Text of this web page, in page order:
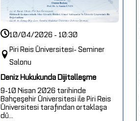
10/04/2026 - 10:30
Piri Reis Üniversitesi- Seminer
Salonu
Deniz Hukukunda Dijitalleşme
9-10 Nisan 2026 tarihinde
Bahçeşehir Üniversitesi ile Piri Reis
Üniversitesi tarafından ortaklaşa
dü...